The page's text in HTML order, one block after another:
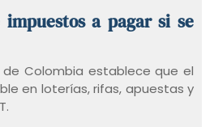
a pagar si se
de Colombia establece que el
en loterías, rifas, apuestas y